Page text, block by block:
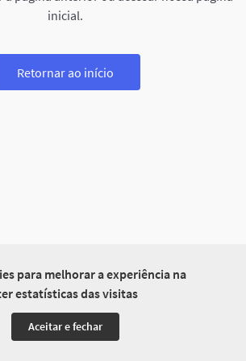
para melhorar a experiência na
estatísticas das visitas
Aceitar e fechar
inicial.
Retornar ao início